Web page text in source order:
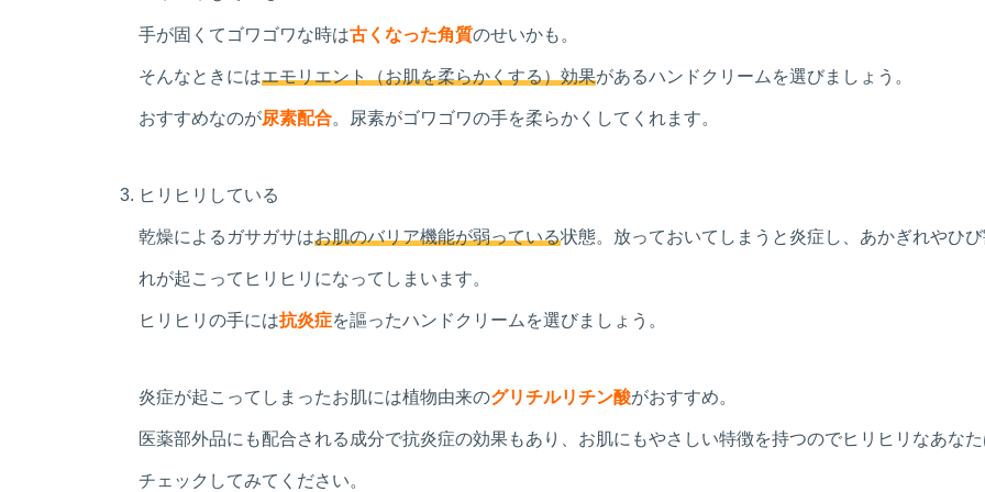
手が固くてゴワゴワな時は古くなった角質のせいかも。
そんなときにはエモリエント（お肌を柔らかくする）効果があるハンドクリームを選びましょう。
おすすめなのが尿素配合。尿素がゴワゴワの手を柔らかくしてくれます。
ヒリヒリしている
乾燥によるガサガサはお肌のバリア機能が弱っている状態。放っておいてしまうと炎症し、あかぎれやひ
れが起こってヒリヒリになってしまいます。
ヒリヒリの手には抗炎症を謳ったハンドクリームを選びましょう。
炎症が起こってしまったお肌には植物由来のグリチルリチン酸がおすすめ。
医薬部外品にも配合される成分で抗炎症の効果もあり、お肌にもやさしい特徴を持つのでヒリヒリなあな
チェックしてみてください。